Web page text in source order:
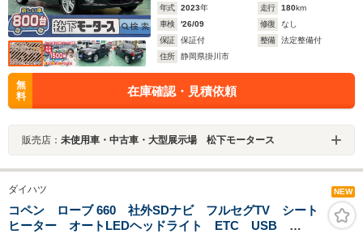
年式 2023年 走行 180km
車検
'26/09 修復
なし
保証
保証付 整備
法定整備付
住所
静岡県掛川市
無
料
在庫確認・見積依頼
販売店： 未使用車・中古車・大型展示場 松下モータース
ダイハツ NEW
コペン ローブ 660 社外SDナビ フルセグTV シート
ヒーター オートLEDヘッドライト ETC USB